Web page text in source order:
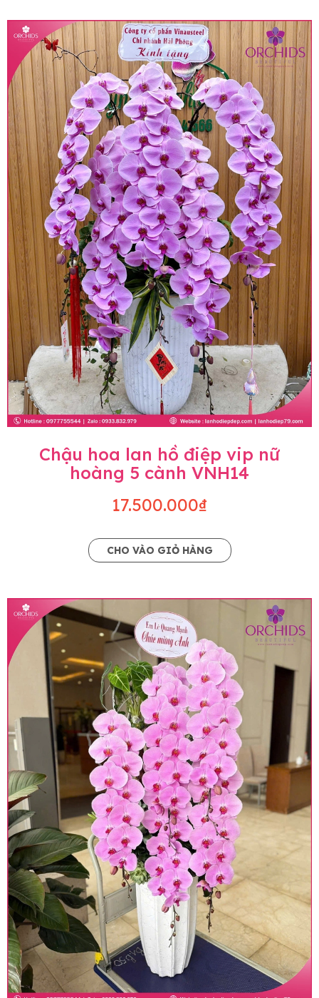
• Giá trên được miễn ship giao trong nội thành,
miễn phí in thiệp - banner theo yêu cầu khách
hàng.
• Beautiful Orchids liên kết với các cửa hàng
trên toàn quốc để phục vụ giao hoa tận nơi, mỗi
khu vực sẽ có mức giá khác nhau (tùy vào chi
phí mặt bằng, nguyên vật liệu,..) nên giá có thể sẽ
thay đổi so với giá niêm yết trên website. Khách
hàng ở Tỉnh thành khác vui lòng chủ động hỏi lại
giá trước khi đặt hàng, shop sẽ chủ động báo giá
chính xác khi có địa chỉ giao hàng cụ thể.
Chậu hoa lan hồ điệp vip nữ
hoàng 5 cành VNH14
17.500.000₫
CHO VÀO GIỎ HÀNG